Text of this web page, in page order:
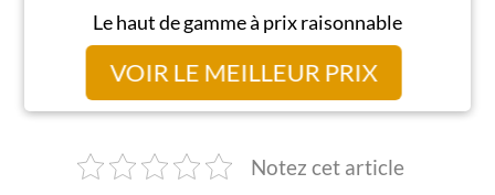
Le haut de gamme à prix raisonnable
VOIR LE MEILLEUR PRIX
Notez cet article